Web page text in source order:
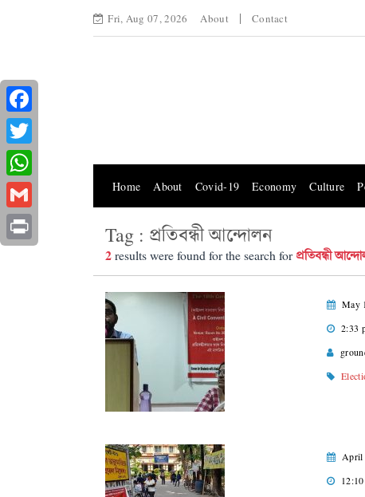
Fri, Aug 07, 2026 About Contact
Home About Covid-19 Economy Culture
Tag : প্রতিবন্ধী আন্দোলন
2results were found for the search forপ্রতিবন্ধী
May
2:33
April
Facebook
Twitter
WhatsApp
Gmail